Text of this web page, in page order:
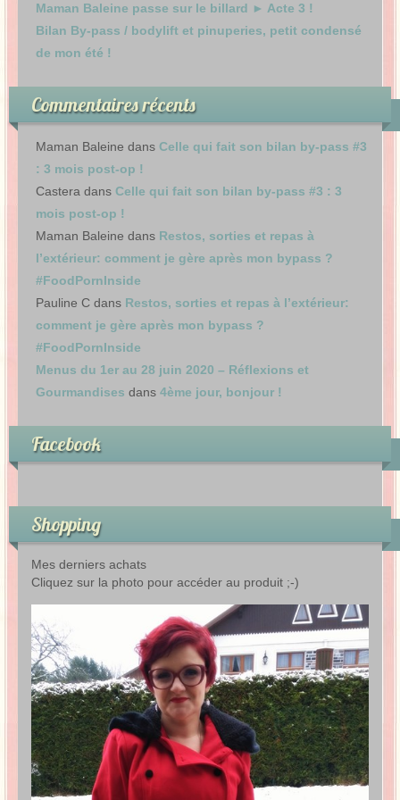
Maman Baleine passe sur le billard ► Acte 3 !
Bilan By-pass / bodylift et pinuperies, petit condensé
de mon été !
Commentaires récents
Maman Baleine dans Celle qui fait son bilan by-pass #3
: 3 mois post-op !
Castera dans Celle qui fait son bilan by-pass #3 : 3
mois post-op !
Maman Baleine dans Restos, sorties et repas à
l’extérieur: comment je gère après mon bypass ?
#FoodPornInside
Pauline C dans Restos, sorties et repas à l’extérieur:
comment je gère après mon bypass ?
#FoodPornInside
Menus du 1er au 28 juin 2020 – Réflexions et
Gourmandises dans 4ème jour, bonjour !
Facebook
Shopping
Mes derniers achats
Cliquez sur la photo pour accéder au produit ;-)